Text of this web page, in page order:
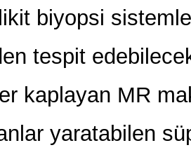
biyopsi
tespit
kaplayan MR
yaratabilen